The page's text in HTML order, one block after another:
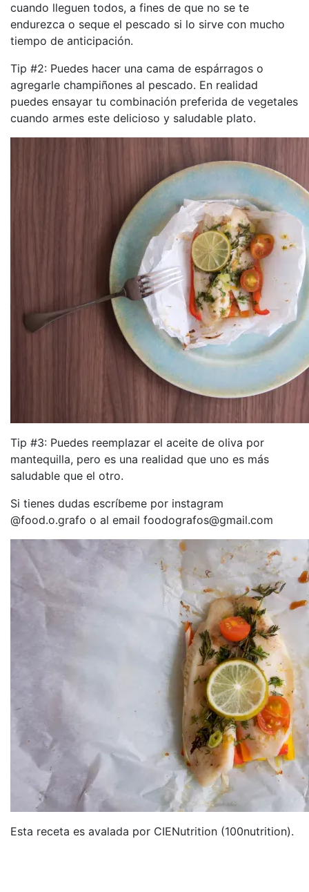
cuando lleguen todos, a fines de que no se te
endurezca o seque el pescado si lo sirve con mucho
tiempo de anticipación.
Tip #2: Puedes hacer una cama de espárragos o
agregarle champiñones al pescado. En realidad
puedes ensayar tu combinación preferida de vegetales
cuando armes este delicioso y saludable plato.
Tip #3: Puedes reemplazar el aceite de oliva por
mantequilla, pero es una realidad que uno es más
saludable que el otro.
Si tienes dudas escríbeme por instagram
@food.o.grafo o al email foodografos@gmail.com
Esta receta es avalada por CIENutrition (100nutrition).